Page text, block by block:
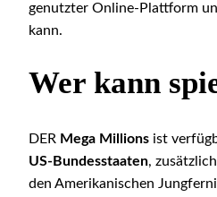
genutzter Online-Plattform
kann.
Wer kann
DER Mega Millions ist
US-Bundesstaaten,
den Amerikanischen